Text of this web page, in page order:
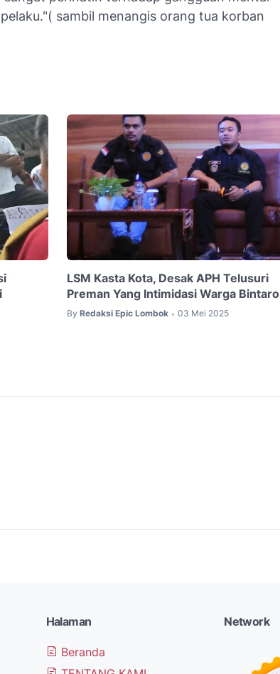
sambil menangis orang tua korban
LSM Kasta Kota, Desak APH Telusuri
Preman Yang Intimidasi Warga Bintaro
By Redaksi Epic Lombok • 03 Mei 2025
Halaman
Beranda
Network